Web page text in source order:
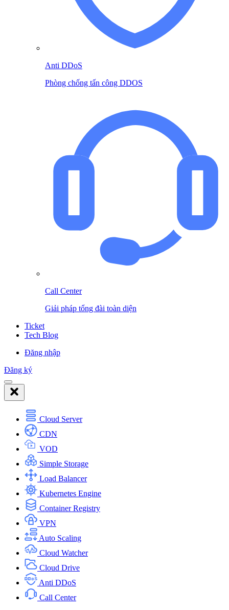
Anti DDoS
Phòng chống tấn công DDOS
Call Center
Giải pháp tổng đài toàn diện
Ticket
Tech Blog
Đăng nhập
Đăng ký
Cloud Server
CDN
VOD
Simple Storage
Load Balancer
Kubernetes Engine
Container Registry
VPN
Auto Scaling
Cloud Watcher
Cloud Drive
Anti DDoS
Call Center